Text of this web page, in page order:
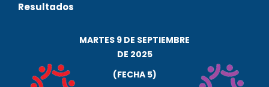
Resultados
MARTES 9 DE SEPTIEMBRE
DE 2025
(FECHA 5)